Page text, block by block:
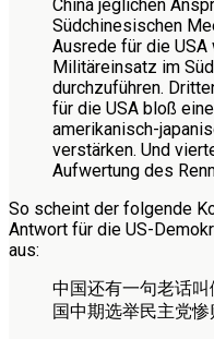
China jeglichen
Südchinesischen
Ausrede für die
Militäreinsatz im
durchzuführen.
für die USA bloß
amerikanisch-
verstärken. Und
Aufwertung des
So scheint der folgende
Antwort für die US-
aus:
中国还有一句老话
国中期选举民主党惨